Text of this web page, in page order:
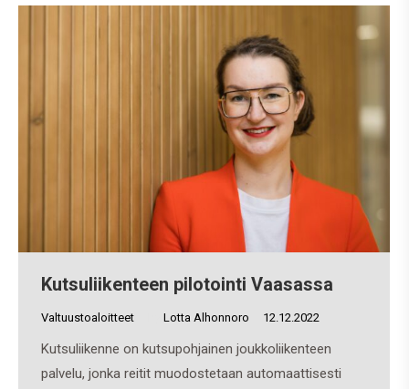
Kutsuliikenteen pilotointi Vaasassa
Valtuustoaloitteet Lotta Alhonnoro 12.12.2022
Kutsuliikenne on kutsupohjainen joukkoliikenteen
palvelu, jonka reitit muodostetaan automaattisesti